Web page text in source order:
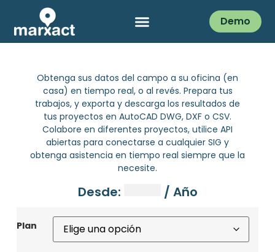
Demo
Obtenga sus datos del campo a su oficina (en
casa) en tiempo real, o al revés. Prepara tus
trabajos, y exporta y descarga los resultados de
tus proyectos en AutoCAD DWG, DXF o CSV.
Colabore en diferentes proyectos, utilice API
abiertas para conectarse a cualquier SIG y
obtenga asistencia en tiempo real siempre que la
necesite.
Desde: / Año
Plan